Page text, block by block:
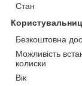
Стан
Безкоштовна
Можливість
колиски
Вік